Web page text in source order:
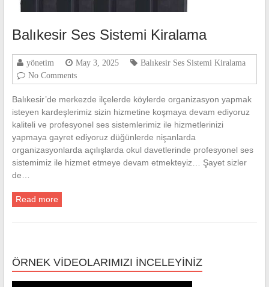
Balıkesir Ses Sistemi Kiralama
yönetim May 3, 2025
Balıkesir Ses Sistemi Kiralama
No Comments
Balıkesir’de merkezde ilçelerde köylerde organizasyon yapmak
isteyen kardeşlerimiz sizin hizmetine koşmaya devam ediyoruz
kaliteli ve profesyonel ses sistemlerimiz ile hizmetlerinizi
yapmaya gayret ediyoruz düğünlerde nişanlarda
organizasyonlarda açılışlarda okul davetlerinde profesyonel ses
sistemimiz ile hizmet etmeye devam etmekteyiz… Şayet sizler
de…
Read more
ÖRNEK VİDEOLARIMIZI İNCELEYİNİZ